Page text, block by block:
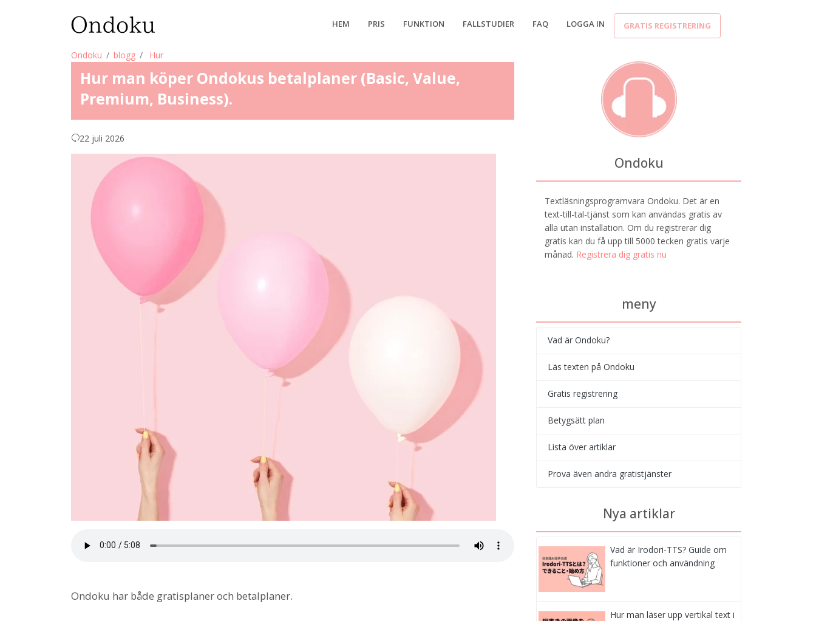
HEM PRIS FUNKTION FALLSTUDIER FAQ LOGGA IN GRATIS REGISTRERING
Ondoku blogg Hur
Hur man köper Ondokus betalplaner (Basic, Value,
Premium, Business).
22 juli 2026
Ondoku har både gratisplaner och betalplaner.
Ondoku
Textläsningsprogramvara Ondoku. Det är en
text-till-tal-tjänst som kan användas gratis av
alla utan installation. Om du registrerar dig
gratis kan du få upp till 5000 tecken gratis varje
månad. Registrera dig gratis nu
meny
Vad är Ondoku?
Läs texten på Ondoku
Gratis registrering
Betygsätt plan
Lista över artiklar
Prova även andra gratistjänster
Nya artiklar
Vad är Irodori-TTS? Guide om
funktioner och användning
Hur man läser upp vertikal text i